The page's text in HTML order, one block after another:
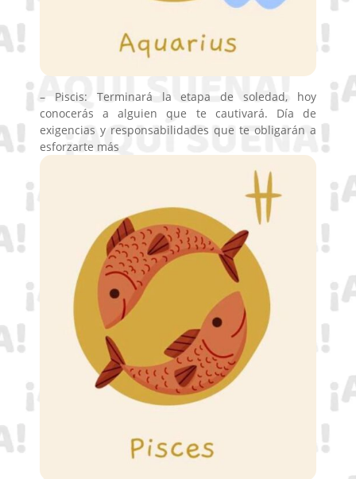
– Piscis: Terminará la etapa de soledad, hoy
conocerás a alguien que te cautivará. Día de
exigencias y responsabilidades que te obligarán a
esforzarte más